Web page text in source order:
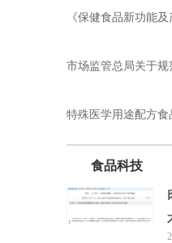
《保健食品新功能
市场监管总局关于
特殊医学用途配方食
食品科技